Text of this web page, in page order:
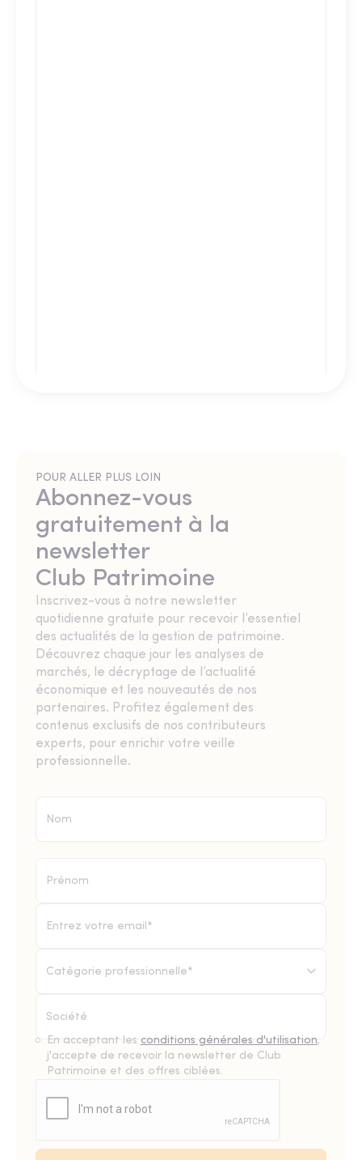
POUR ALLER PLUS LOIN
Abonnez-vous
gratuitement à la
newsletter
Club Patrimoine
Inscrivez-vous à notre newsletter
quotidienne gratuite pour recevoir l’essentiel
des actualités de la gestion de patrimoine.
Découvrez chaque jour les analyses de
marchés, le décryptage de l’actualité
économique et les nouveautés de nos
partenaires. Profitez également des
contenus exclusifs de nos contributeurs
experts, pour enrichir votre veille
professionnelle.
Catégorie professionnelle*
En acceptant les conditions générales d'utilisation,
j'accepte de recevoir la newsletter de Club
Patrimoine et des offres ciblées.